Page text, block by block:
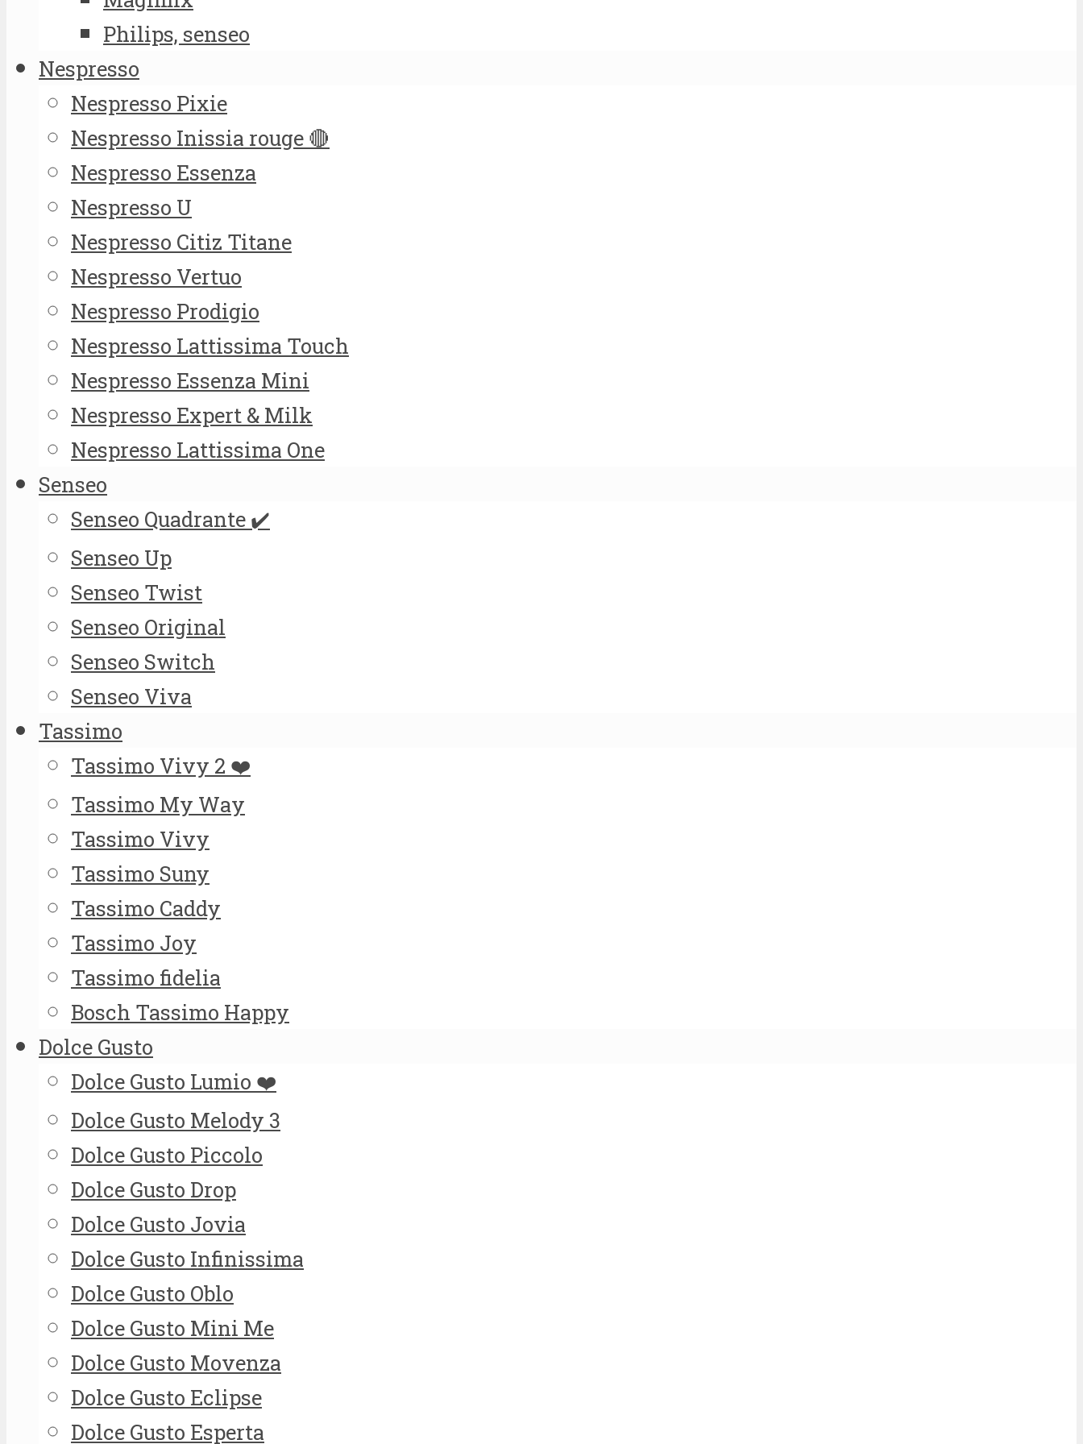
Philips, senseo
Nespresso
Nespresso Pixie
Nespresso Inissia rouge 🔴
Nespresso Essenza
Nespresso U
Nespresso Citiz Titane
Nespresso Vertuo
Nespresso Prodigio
Nespresso Lattissima Touch
Nespresso Essenza Mini
Nespresso Expert & Milk
Nespresso Lattissima One
Senseo
Senseo Quadrante ✔️
Senseo Up
Senseo Twist
Senseo Original
Senseo Switch
Senseo Viva
Tassimo
Tassimo Vivy 2 ❤️
Tassimo My Way
Tassimo Vivy
Tassimo Suny
Tassimo Caddy
Tassimo Joy
Tassimo fidelia
Bosch Tassimo Happy
Dolce Gusto
Dolce Gusto Lumio ❤️
Dolce Gusto Melody 3
Dolce Gusto Piccolo
Dolce Gusto Drop
Dolce Gusto Jovia
Dolce Gusto Infinissima
Dolce Gusto Oblo
Dolce Gusto Mini Me
Dolce Gusto Movenza
Dolce Gusto Eclipse
Dolce Gusto Esperta